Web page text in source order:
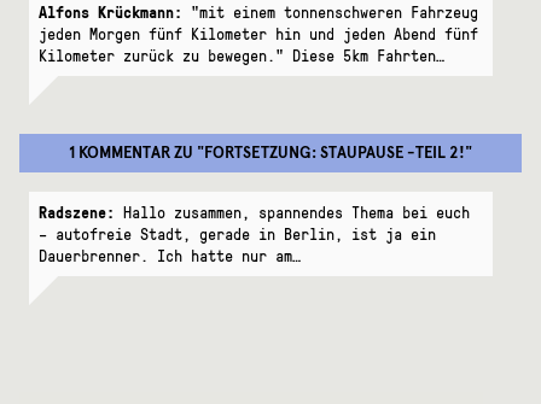
Alfons Krückmann: "mit einem tonnenschweren Fahrzeug
jeden Morgen fünf Kilometer hin und jeden Abend fünf
Kilometer zurück zu bewegen." Diese 5km Fahrten…
1 KOMMENTARZU "FORTSETZUNG: STAUPAUSE -TEIL 2!"
Radszene: Hallo zusammen, spannendes Thema bei euch
– autofreie Stadt, gerade in Berlin, ist ja ein
Dauerbrenner. Ich hatte nur am…